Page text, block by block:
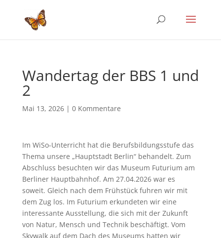
Wandertag der BBS 1 und
2
Mai 13, 2026| 0 Kommentare
Im WiSo-Unterricht hat die Berufsbildungsstufe das
Thema unsere „Hauptstadt Berlin“ behandelt. Zum
Abschluss besuchten wir das Museum Futurium am
Berliner Hauptbahnhof. Am 27.04.2026 war es
soweit. Gleich nach dem Frühstück fuhren wir mit
dem Zug los. Im Futurium erkundeten wir eine
interessante Ausstellung, die sich mit der Zukunft
von Natur, Mensch und Technik beschäftigt. Vom
Skywalk auf dem Dach des Museums hatten wir